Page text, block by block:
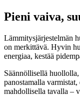
Pieni vaiva,
Lämmitysjärjestelmän
on merkittävä. Hyvin
energiaa, kestää
Säännöllisellä
panostamalla
mahdollisella tavalla –